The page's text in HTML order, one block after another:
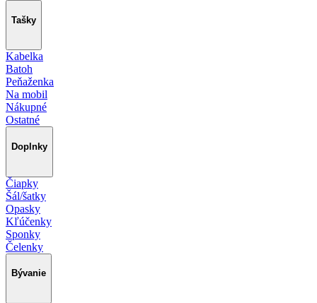
Tašky
Kabelka
Batoh
Peňaženka
Na mobil
Nákupné
Ostatné
Doplnky
Čiapky
Šál/šatky
Opasky
Kľúčenky
Sponky
Čelenky
Bývanie